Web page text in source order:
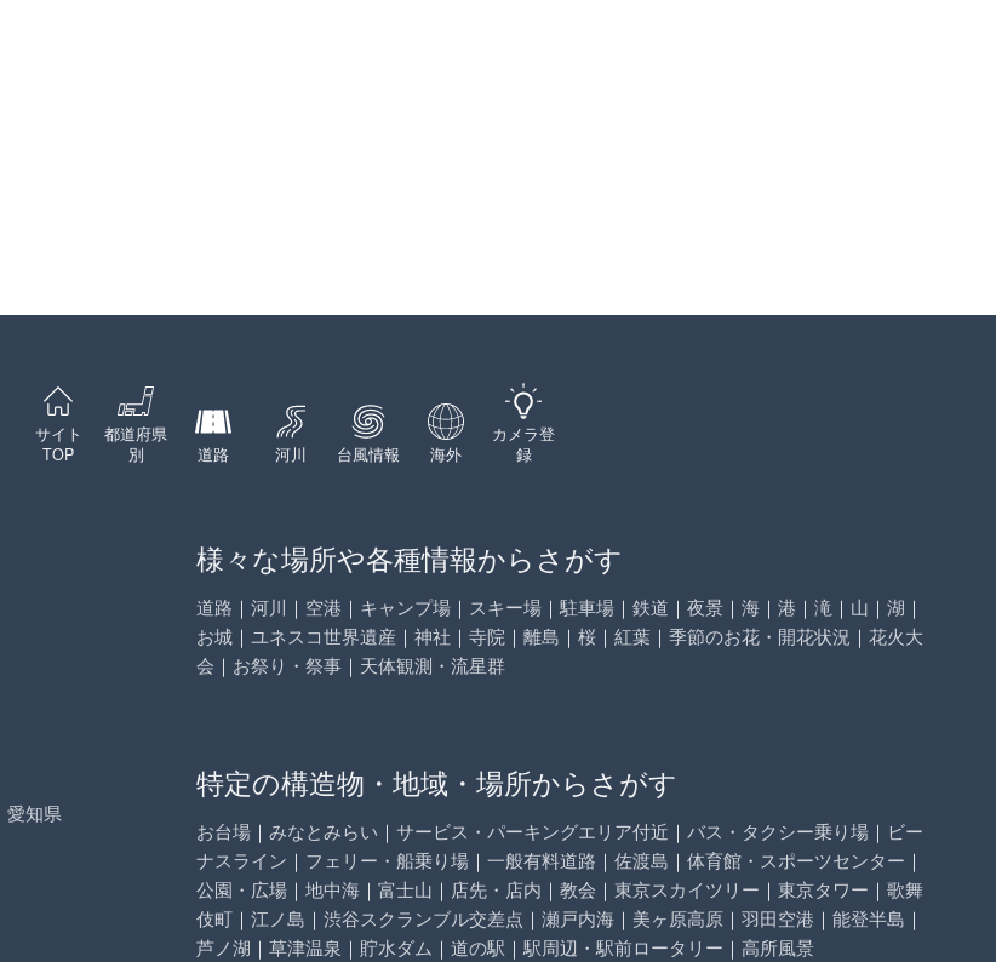
サイト
TOP
都道府県
別
道路 河川 台風情報 海外
カメラ登
録
愛知県
様々な場所や各種情報からさがす
道路 ｜ 河川 ｜ 空港 ｜ キャンプ場 ｜ スキー場 ｜ 駐車場 ｜ 鉄道 ｜ 夜景 ｜ 海 ｜ 港 ｜ 滝 ｜ 山 ｜ 湖 ｜
お城 ｜ ユネスコ世界遺産 ｜ 神社 ｜ 寺院 ｜ 離島 ｜ 桜 ｜ 紅葉 ｜ 季節のお花・開花状況 ｜ 花火大
会 ｜ お祭り・祭事 ｜ 天体観測・流星群
特定の構造物・地域・場所からさがす
お台場 ｜ みなとみらい ｜ サービス・パーキングエリア付近 ｜ バス・タクシー乗り場 ｜ ビー
ナスライン ｜ フェリー・船乗り場 ｜ 一般有料道路 ｜ 佐渡島 ｜ 体育館・スポーツセンター ｜
公園・広場 ｜ 地中海 ｜ 富士山 ｜ 店先・店内 ｜ 教会 ｜ 東京スカイツリー ｜ 東京タワー ｜ 歌舞
伎町 ｜ 江ノ島 ｜ 渋谷スクランブル交差点 ｜ 瀬戸内海 ｜ 美ヶ原高原 ｜ 羽田空港 ｜ 能登半島 ｜
芦ノ湖 ｜ 草津温泉 ｜ 貯水ダム ｜ 道の駅 ｜ 駅周辺・駅前ロータリー ｜ 高所風景